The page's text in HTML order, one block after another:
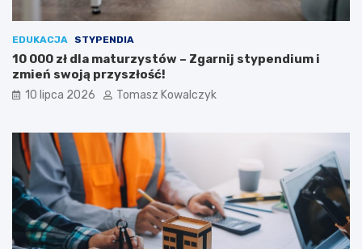
EDUKACJA STYPENDIA
10 000 zł dla maturzystów – Zgarnij stypendium i
zmień swoją przyszłość!
10 lipca 2026 Tomasz Kowalczyk